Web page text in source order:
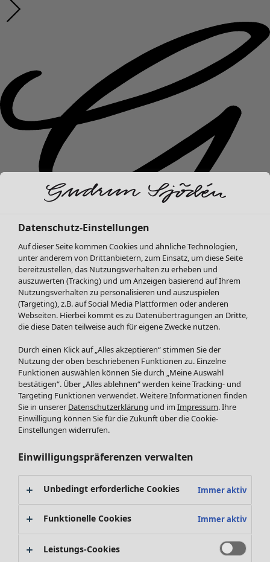
Neuheiten
FundkisteMenü öffnen Fundkiste
SALE Mode
Alle anzeigen
Tuniken
Pullover & Shirts
Hosen
Leggings /Strumpfhosen
Datenschutz-Einstellungen
Auf dieser Seite kommen Cookies und ähnliche Technologien,
unter anderem von Drittanbietern, zum Einsatz, um diese Seite
bereitzustellen, das Nutzungsverhalten zu erheben und
auszuwerten (Tracking) und um Anzeigen basierend auf Ihrem
Nutzungsverhalten zu personalisieren und auszuspielen
(Targeting), z.B. auf Social Media Plattformen oder anderen
Webseiten. Hierbei kommt es zu Datenübertragungen an Dritte,
die diese Daten teilweise auch für eigene Zwecke nutzen.
Durch einen Klick auf „Alles akzeptieren“ stimmen Sie der
Nutzung der oben beschriebenen Funktionen zu. Einzelne
Funktionen auswählen können Sie durch „Meine Auswahl
bestätigen“. Über „Alles ablehnen“ werden keine Tracking- und
Targeting Funktionen verwendet. Weitere Informationen finden
Sie in unserer Datenschutzerklärung und im Impressum. Ihre
Einwilligung können Sie für die Zukunft über die Cookie-
Einstellungen widerrufen.
Einwilligungspräferenzen verwalten
Unbedingt erforderliche Cookies Immer aktiv
Funktionelle Cookies Immer aktiv
Leistungs-Cookies